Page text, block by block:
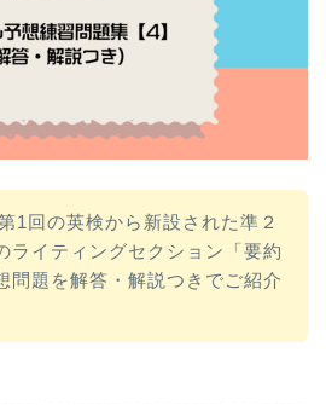
1回の英検から新設された準２
ライティングセクション「要約
問題を解答・解説つきでご紹介